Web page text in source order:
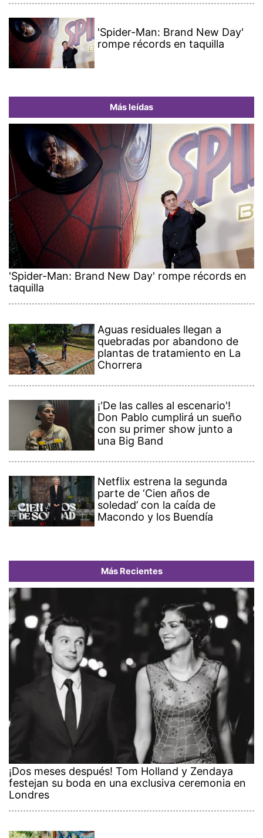
'Spider-Man: Brand New Day'
rompe récords en taquilla
Más leídas
'Spider-Man: Brand New Day' rompe récords en
taquilla
Aguas residuales llegan a
quebradas por abandono de
plantas de tratamiento en La
Chorrera
¡'De las calles al escenario'!
Don Pablo cumplirá un sueño
con su primer show junto a
una Big Band
Netflix estrena la segunda
parte de ‘Cien años de
soledad’ con la caída de
Macondo y los Buendía
Más Recientes
¡Dos meses después! Tom Holland y Zendaya
festejan su boda en una exclusiva ceremonia en
Londres